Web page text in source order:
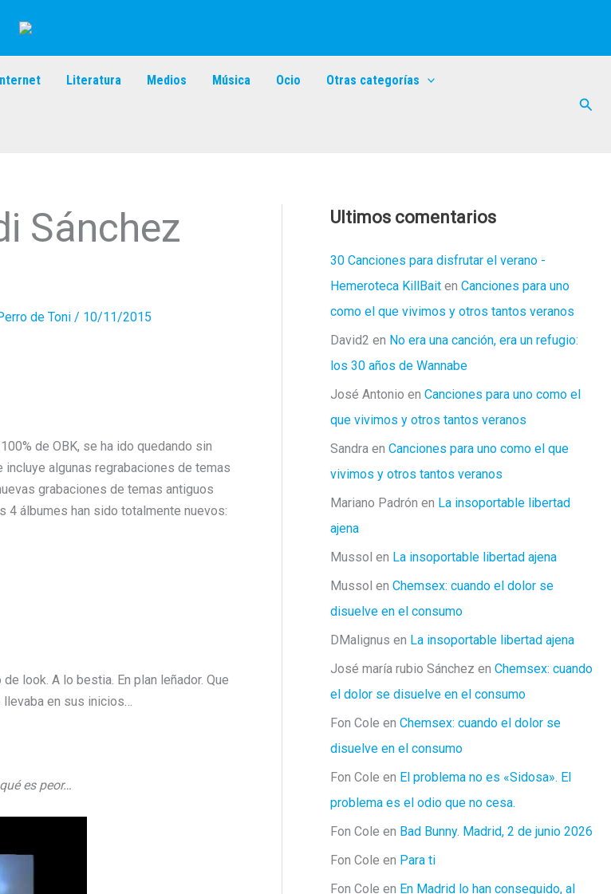
Literatura Medios Música Ocio Otras categorías
Sánchez
de Toni / 10/11/2015
de OBK, se ha ido quedando sin
algunas regrabaciones de temas
grabaciones de temas antiguos
4 álbumes han sido totalmente nuevos:
look. A lo bestia. En plan leñador. Que
llevaba en sus inicios…
es peor…
Ultimos comentarios
30 Canciones para disfrutar el verano -
Hemeroteca KillBait en Canciones para uno
como el que vivimos y otros tantos veranos
David2 en No era una canción, era un refugio:
los 30 años de Wannabe
José Antonio en Canciones para uno como el
que vivimos y otros tantos veranos
Sandra en Canciones para uno como el que
vivimos y otros tantos veranos
Mariano Padrón en La insoportable libertad
ajena
Mussol en La insoportable libertad ajena
Mussol en Chemsex: cuando el dolor se
disuelve en el consumo
DMalignus en La insoportable libertad ajena
José maría rubio Sánchez en Chemsex: cuando
el dolor se disuelve en el consumo
Fon Cole en Chemsex: cuando el dolor se
disuelve en el consumo
Fon Cole en El problema no es «Sidosa». El
problema es el odio que no cesa.
Fon Cole en Bad Bunny. Madrid, 2 de junio 2026
Fon Cole en Para ti
Fon Cole en En Madrid lo han conseguido, al